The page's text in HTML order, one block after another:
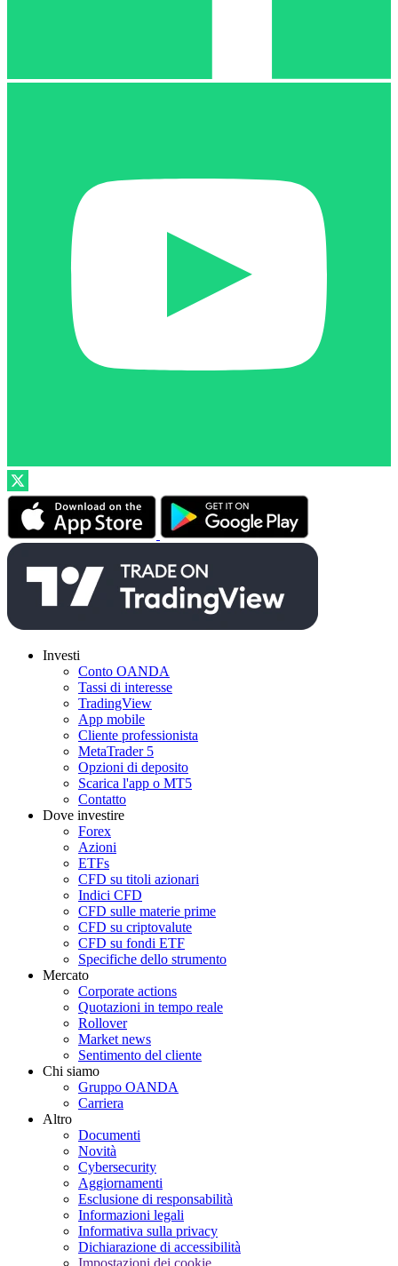
Investi
Conto OANDA
Tassi di interesse
TradingView
App mobile
Cliente professionista
MetaTrader 5
Opzioni di deposito
Scarica l'app o MT5
Contatto
Dove investire
Forex
Azioni
ETFs
CFD su titoli azionari
Indici CFD
CFD sulle materie prime
CFD su criptovalute
CFD su fondi ETF
Specifiche dello strumento
Mercato
Corporate actions
Quotazioni in tempo reale
Rollover
Market news
Sentimento del cliente
Chi siamo
Gruppo OANDA
Carriera
Altro
Documenti
Novità
Cybersecurity
Aggiornamenti
Esclusione di responsabilità
Informazioni legali
Informativa sulla privacy
Dichiarazione di accessibilità
Impostazioni dei cookie